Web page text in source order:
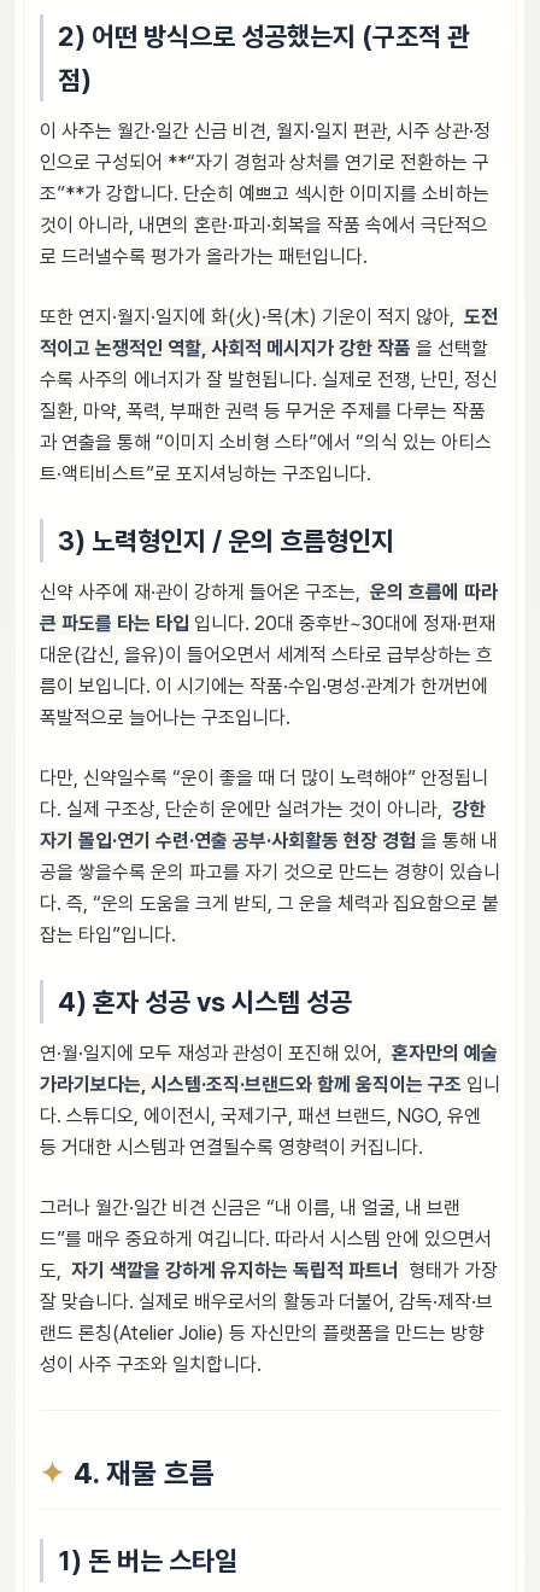
2) 어떤 방식으로 성공했는지 (구조적 관
점)
이 사주는 월간·일간 신금 비견, 월지·일지 편관, 시주 상관·정
인으로 구성되어 **“자기 경험과 상처를 연기로 전환하는 구
조”**가 강합니다. 단순히 예쁘고 섹시한 이미지를 소비하는
것이 아니라, 내면의 혼란·파괴·회복을 작품 속에서 극단적으
로 드러낼수록 평가가 올라가는 패턴입니다.
또한 연지·월지·일지에 화(火)·목(木) 기운이 적지 않아, 도전
적이고 논쟁적인 역할, 사회적 메시지가 강한 작품 을 선택할
수록 사주의 에너지가 잘 발현됩니다. 실제로 전쟁, 난민, 정신
질환, 마약, 폭력, 부패한 권력 등 무거운 주제를 다루는 작품
과 연출을 통해 “이미지 소비형 스타”에서 “의식 있는 아티스
트·액티비스트”로 포지셔닝하는 구조입니다.
3) 노력형인지 / 운의 흐름형인지
신약 사주에 재·관이 강하게 들어온 구조는, 운의 흐름에 따라
큰 파도를 타는 타입 입니다. 20대 중후반~30대에 정재·편재
대운(갑신, 을유)이 들어오면서 세계적 스타로 급부상하는 흐
름이 보입니다. 이 시기에는 작품·수입·명성·관계가 한꺼번에
폭발적으로 늘어나는 구조입니다.
다만, 신약일수록 “운이 좋을 때 더 많이 노력해야” 안정됩니
다. 실제 구조상, 단순히 운에만 실려가는 것이 아니라, 강한
자기 몰입·연기 수련·연출 공부·사회활동 현장 경험 을 통해 내
공을 쌓을수록 운의 파고를 자기 것으로 만드는 경향이 있습니
다. 즉, “운의 도움을 크게 받되, 그 운을 체력과 집요함으로 붙
잡는 타입”입니다.
4) 혼자 성공 vs 시스템 성공
연·월·일지에 모두 재성과 관성이 포진해 있어, 혼자만의 예술
가라기보다는, 시스템·조직·브랜드와 함께 움직이는 구조 입니
다. 스튜디오, 에이전시, 국제기구, 패션 브랜드, NGO, 유엔
등 거대한 시스템과 연결될수록 영향력이 커집니다.
그러나 월간·일간 비견 신금은 “내 이름, 내 얼굴, 내 브랜
드”를 매우 중요하게 여깁니다. 따라서 시스템 안에 있으면서
도, 자기 색깔을 강하게 유지하는 독립적 파트너
형태가 가장
잘 맞습니다. 실제로 배우로서의 활동과 더불어, 감독·제작·브
랜드 론칭(Atelier Jolie) 등 자신만의 플랫폼을 만드는 방향
성이 사주 구조와 일치합니다.
4. 재물 흐름
1) 돈 버는 스타일